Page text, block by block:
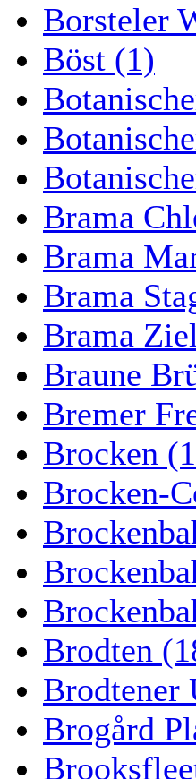
Borsteler
Böst (1)
Brama
Brama
Brama
Brama
Braune
Bremer
Brocken
Brocken-
Brodten
Brodtener
Brogård